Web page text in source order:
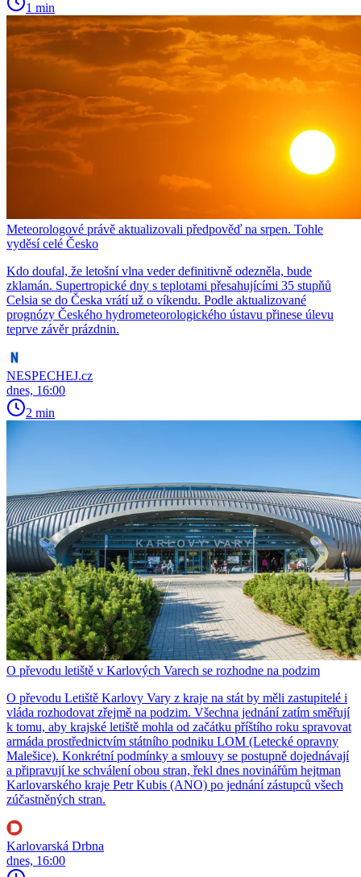
1 min
Meteorologové právě aktualizovali předpověď na srpen. Tohle
vyděsí celé Česko
Kdo doufal, že letošní vlna veder definitivně odezněla, bude
zklamán. Supertropické dny s teplotami přesahujícími 35 stupňů
Celsia se do Česka vrátí už o víkendu. Podle aktualizované
prognózy Českého hydrometeorologického ústavu přinese úlevu
teprve závěr prázdnin.
NESPECHEJ.cz
dnes, 16:00
2 min
O převodu letiště v Karlových Varech se rozhodne na podzim
O převodu Letiště Karlovy Vary z kraje na stát by měli zastupitelé i
vláda rozhodovat zřejmě na podzim. Všechna jednání zatím směřují
k tomu, aby krajské letiště mohla od začátku příštího roku spravovat
armáda prostřednictvím státního podniku LOM (Letecké opravny
Malešice). Konkrétní podmínky a smlouvy se postupně dojednávají
a připravují ke schválení obou stran, řekl dnes novinářům hejtman
Karlovarského kraje Petr Kubis (ANO) po jednání zástupců všech
zúčastněných stran.
Karlovarská Drbna
dnes, 16:00